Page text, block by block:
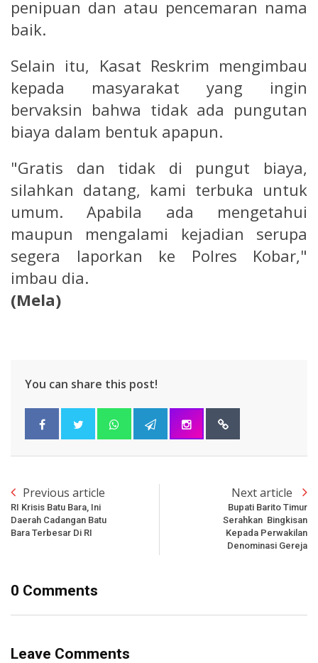
penipuan dan atau pencemaran nama
baik.
Selain itu, Kasat Reskrim mengimbau
kepada masyarakat yang ingin
bervaksin bahwa tidak ada pungutan
biaya dalam bentuk apapun.
"Gratis dan tidak di pungut biaya,
silahkan datang, kami terbuka untuk
umum. Apabila ada mengetahui
maupun mengalami kejadian serupa
segera laporkan ke Polres Kobar,"
imbau dia.
(Mela)
You can share this post!
Previous article
RI Krisis Batu Bara, Ini
Daerah Cadangan Batu
Bara Terbesar Di RI
Next article
Bupati Barito Timur
Serahkan Bingkisan
Kepada Perwakilan
Denominasi Gereja
0 Comments
Leave Comments